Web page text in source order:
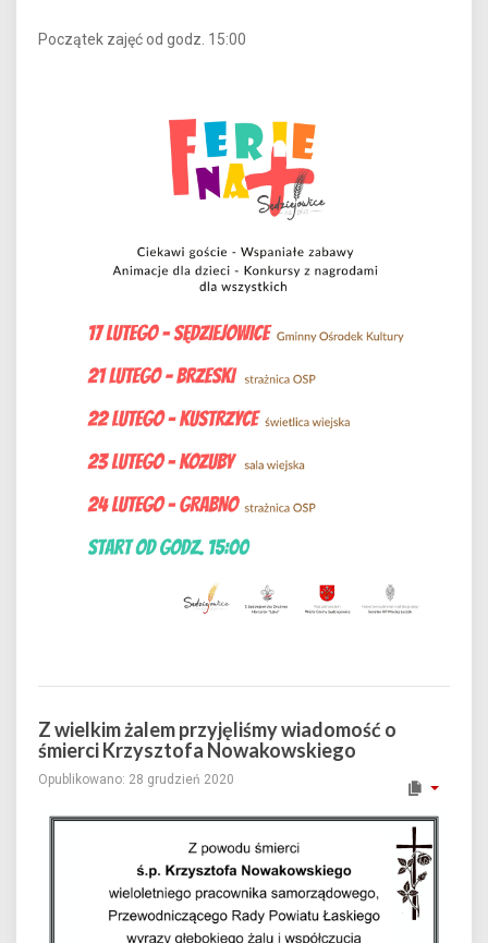
Początek zajęć od godz. 15:00
Z wielkim żalem przyjęliśmy wiadomość o
śmierci Krzysztofa Nowakowskiego
Opublikowano: 28 grudzień 2020